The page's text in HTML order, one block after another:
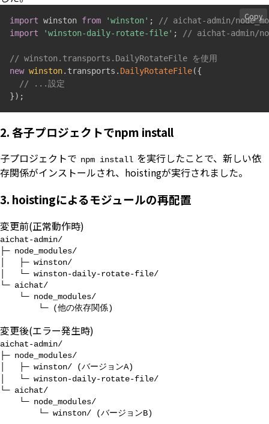
import winston from 'winston' ;
// aichat-admin/
import
'winston-daily-rotate-file' ; // aichat-admin/
// winston.transports.DailyRotateFile を使用
new winston. transports . DailyRotateFile({
// ...設定
}) ;
Copy
2. 各子プロジェクトでnpm install
子プロジェクトで npm install を実行したことで、新しい依
存関係がインストールされ、hoistingが実行されました。
3. hoistingによるモジュールの再配置
変更前(正常動作時)
aichat-admin/
├─ node_modules/
│   ├─ winston/
│   └─ winston-daily-rotate-file/
└─ aichat/
    └─ node_modules/
        └─ (他の依存関係)
変更後(エラー発生時)
aichat-admin/
├─ node_modules/
│   ├─ winston/ (バージョンA)
│   └─ winston-daily-rotate-file/
└─ aichat/
    └─ node_modules/
        └─ winston/ (バージョンB)